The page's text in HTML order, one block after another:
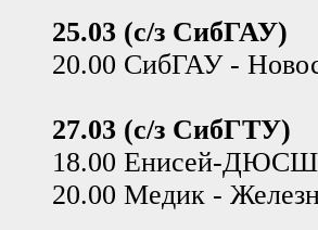
25.03 (с/з СибГАУ)
20.00 СибГАУ -
27.03 (с/з СибГТУ)
18.00 Енисей-
20.00 Медик -